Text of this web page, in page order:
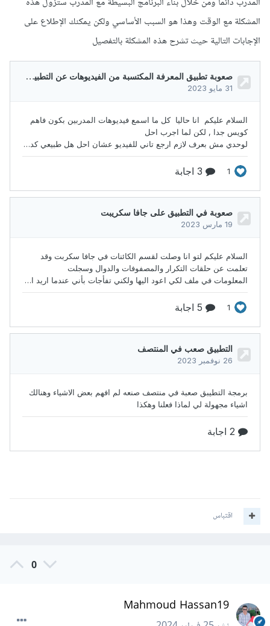
المشكلة مع الوقت وهذا هو السبب الأساسي ولكن يمكنك الإطلاع على
الإجابات التالية حيث تشرح هذه المشكلة بالتفصيل
اقتباس
0
Mahmoud Hassan19